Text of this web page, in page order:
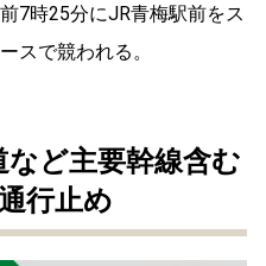
7時25分にJR青梅駅前をス
スで競われる。
ど主要幹線含む
行止め